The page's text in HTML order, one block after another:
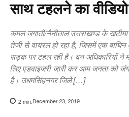
साथ टहलने का
कमल जगाती/नैनीताल उत्तराखण्ड के
तेजी से वायरल हो रहा है, जिसमें एक
सड़क पर टहल रही है। वन अधिकारियों ने
लिए एडवाइजरी जारी कर आम जनता को
है। उधमसिंहनगर जिले […]
2min.December 23, 2019